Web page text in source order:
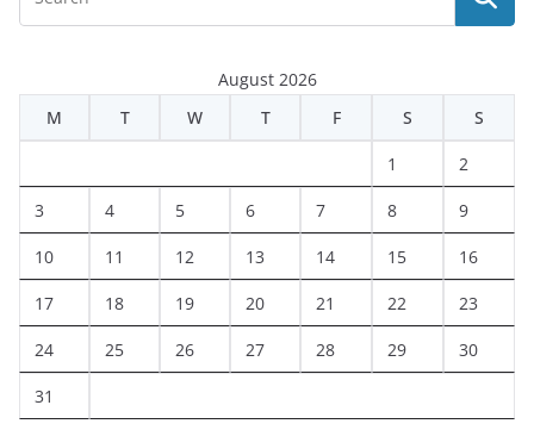
August 2026
M
T W T F S S
1 2
3 4 5 6 7 8 9
10 11 12 13 14 15 16
17 18 19 20 21 22 23
24 25 26 27 28 29 30
31